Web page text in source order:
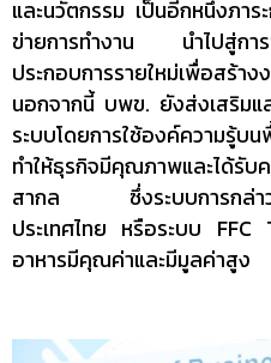
และนวัตกรรม เป็นอีกหนึ่งภาร
ข่ายการทำงาน นำไปสู่การขั
ประกอบการรายใหม่เพื่อสร้า
นอกจากนี้ บพข. ยังส่งเสริมแ
ระบบโดยการใช้องค์ความรู้
ทำให้ธุรกิจมีคุณภาพและได้รับ
สากล ซึ่งระบบการกล่าวอ้
ประเทศไทย หรือระบบ
อาหารมีคุณค่าและมีมูลค่าสูง